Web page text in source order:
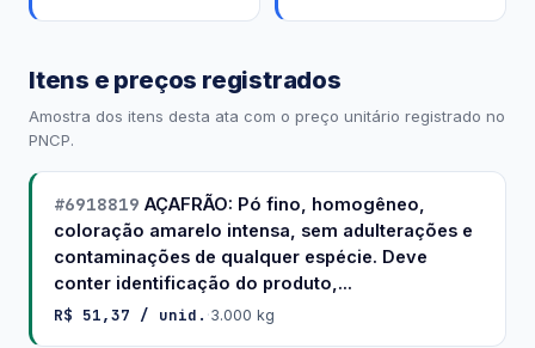
Itens e preços registrados
Amostra dos itens desta ata com o preço unitário registrado no
PNCP.
#6918819 AÇAFRÃO: Pó fino, homogêneo,
coloração amarelo intensa, sem adulterações e
contaminações de qualquer espécie. Deve
conter identificação do produto,...
R$ 51,37 / unid. ·3.000 kg